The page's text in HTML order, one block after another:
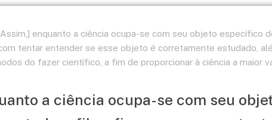
enquanto a ciência ocupa-se com seu objeto específico
tentar entender se esse objeto é corretamente estudado,
do fazer científico, a fim de proporcionar à ciência a maior
a ciência ocupa-se com seu